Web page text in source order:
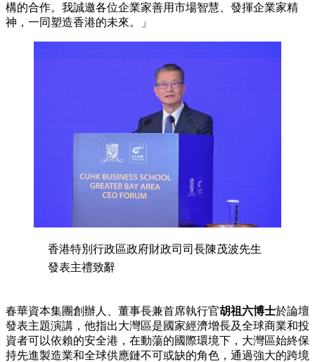
構的合作。我誠邀各位企業家善用市場智慧、發揮企業家精
神，一同塑造香港的未來。」
香港特別行政區政府財政司司長陳茂波先生
發表主禮致辭
春華資本集團創辦人、董事長兼首席執行官胡祖六博士於論壇
發表主題演講，他指出大灣區是國家經濟增長及全球商業和投
資者可以依賴的安全港，在動蕩的國際環境下，大灣區始終保
持先進製造業和全球供應鏈不可或缺的角色，通過強大的跨境